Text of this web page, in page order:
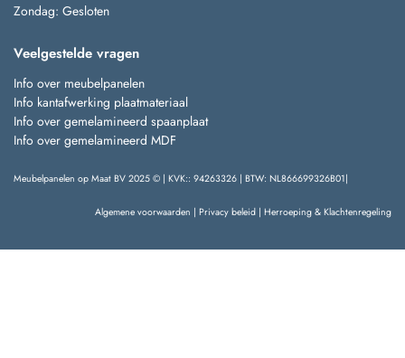
Zondag: Gesloten
Veelgestelde vragen
Info over meubelpanelen
Info kantafwerking plaatmateriaal
Info over gemelamineerd spaanplaat
Info over gemelamineerd MDF
Meubelpanelen op Maat BV 2025 © | KVK:: 94263326 | BTW: NL866699326B01|
Algemene voorwaarden | Privacy beleid | Herroeping & Klachtenregeling